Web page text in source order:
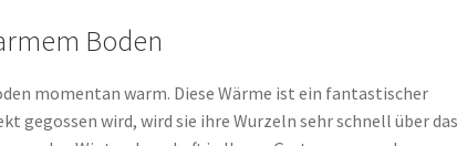
Boden
momentan warm. Diese Wärme ist ein fantastischer
gegossen wird, wird sie ihre Wurzeln sehr schnell über das